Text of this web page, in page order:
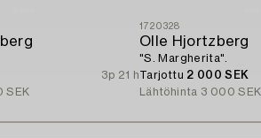
3p 21 h
SEK
1720328
Olle Hjortzberg
"S. Margherita".
Tarjottu 2 000 SEK
Lähtöhinta 3 000 SEK